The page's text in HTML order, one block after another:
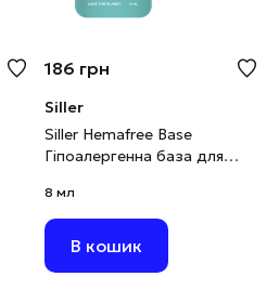
186 грн
Siller
Siller Hemafree Base
Гіпоалергенна база для
8 мл
В кошик